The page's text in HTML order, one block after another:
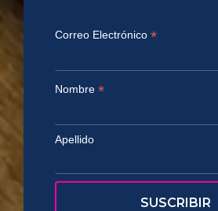
Correo Electrónico *
Nombre *
Apellido